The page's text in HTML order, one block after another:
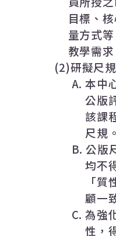
目標、
量方式
教學需求
(2)研擬尺規
A.本中
公版
該課
尺規。
B.公版
均不
「
顧一
C.為強
性，